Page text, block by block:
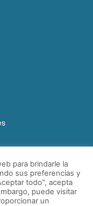
para brindarle la
sus preferencias y
todo", acepta
puede visitar
un